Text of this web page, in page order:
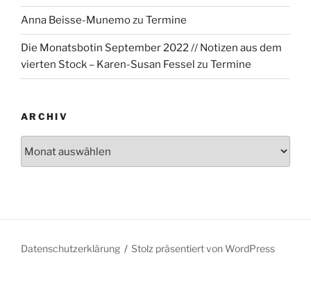
Anna Beisse-Munemozu Termine
Die Monatsbotin September 2022 // Notizen aus dem
vierten Stock – Karen-Susan Fessel zu Termine
ARCHIV
Datenschutzerklärung Stolz präsentiert von WordPress